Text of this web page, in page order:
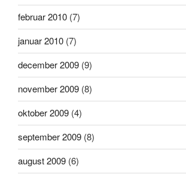
februar 2010 (7)
januar 2010 (7)
december 2009 (9)
november 2009 (8)
oktober 2009 (4)
september 2009 (8)
august 2009 (6)